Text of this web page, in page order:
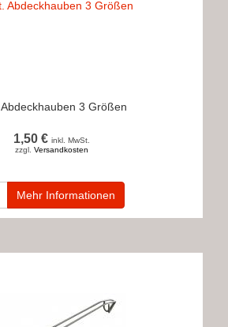
3 Größen
1,50 € inkl. MwSt.
zzgl. Versandkosten
Mehr Informationen